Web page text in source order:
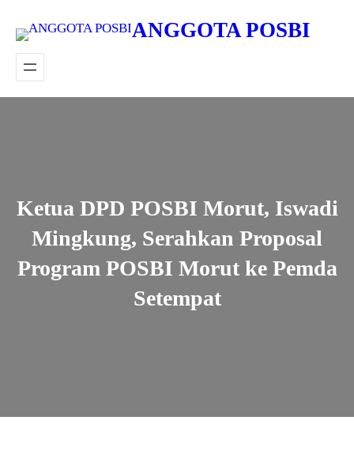
konten
ANGGOTA POSBI
Ketua DPD POSBI Morut, Iswadi
Mingkung, Serahkan Proposal
Program POSBI Morut ke Pemda
Setempat